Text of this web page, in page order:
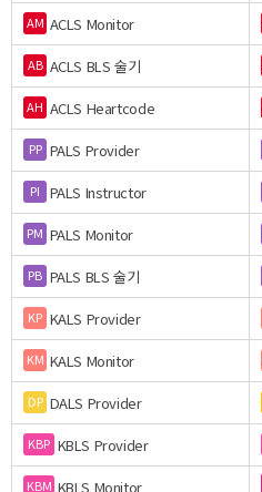
AM ACLS Monitor
AB ACLS BLS 술기
AH ACLS Heartcode
PP PALS Provider
PI PALS Instructor
PM PALS Monitor
PB PALS BLS 술기
KP KALS Provider
KM KALS Monitor
DP DALS Provider
KBP KBLS Provider
KBM KBLS Monitor